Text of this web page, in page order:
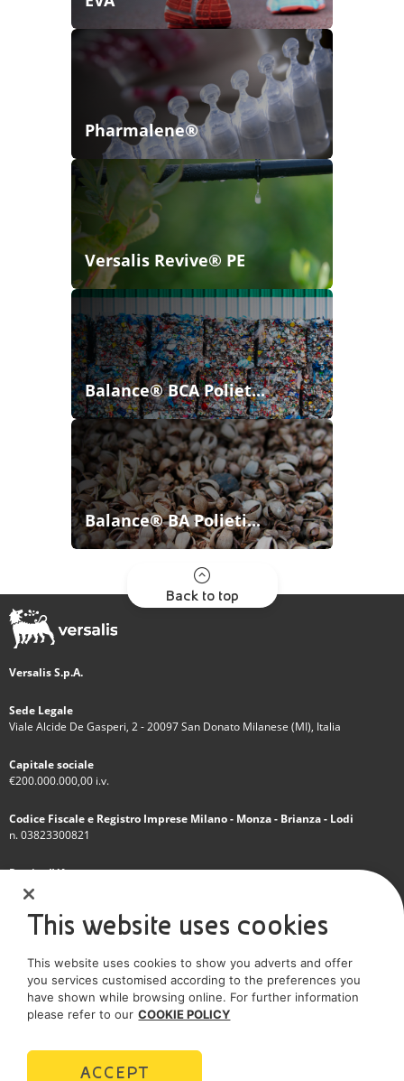
Pharmalene®
Versalis Revive® PE
Balance® BCA Poliet...
Balance® BA Polieti...
Back to top
Versalis S.p.A.
Sede Legale
Viale Alcide De Gasperi, 2 - 20097 San Donato Milanese (MI), Italia
Capitale sociale
€200.000.000,00 i.v.
Codice Fiscale e Registro Imprese Milano - Monza - Brianza - Lodi
n. 03823300821
Partita IVA
IT 01768800748 - R.E.A. Milano n.1351279
Società soggetta all'attività di direzione e coordinamento dell'Eni S.p.A.
Società con unico socio
SOCIAL MEDIA
This website uses cookies
This website uses cookies to show you adverts and offer
you services customised according to the preferences you
have shown while browsing online. For further information
please refer to our COOKIE POLICY
ACCEPT